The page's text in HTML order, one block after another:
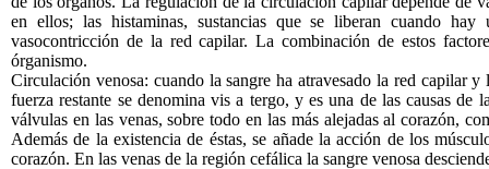
en ellos; las histaminas, sustancias que se liberan cuando
vasocontricción de la red capilar. La combinación de estos
órganismo.
Circulación venosa: cuando la sangre ha atravesado la red capilar
fuerza restante se denomina vis a tergo, y es una de las causas
válvulas en las venas, sobre todo en las más alejadas al corazón,
Además de la existencia de éstas, se añade la acción de los
corazón. En las venas de la región cefálica la sangre venosa